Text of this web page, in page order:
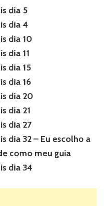
dia 5
dia 4
dia 10
dia 11
dia 15
dia 16
dia 20
dia 21
dia 27
dia 32 – Eu escolho a
como meu guia
dia 34